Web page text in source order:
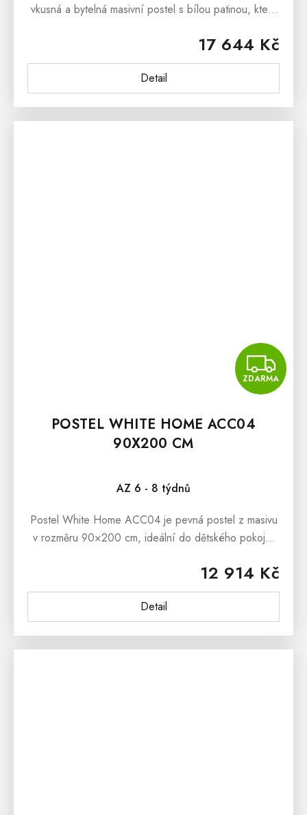
17 644 Kč
Detail
vkusná a bytelná masivní postel s bílou patinou, která
ZDARMA
POSTEL WHITE HOME ACC04
90X200 CM
AZ 6 - 8 týdnů
12 914 Kč
Detail
Postel White Home ACC04 je pevná postel z masivu
v rozměru 90×200 cm, ideální do dětského pokoje,
borovicového masivu, který je...